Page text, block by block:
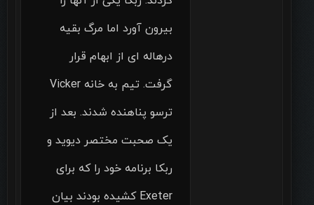
بیرون آورد اما مرگ بقیه
درهاله ای از ابهام قرار
گرفت. تیم به خانه Vicker
ترسو پناهنده شدند. بعد از
یک صحبت مختصر دیوید و
ربکا برنامه خود را که برای
Exeter کشیده بودند بیان